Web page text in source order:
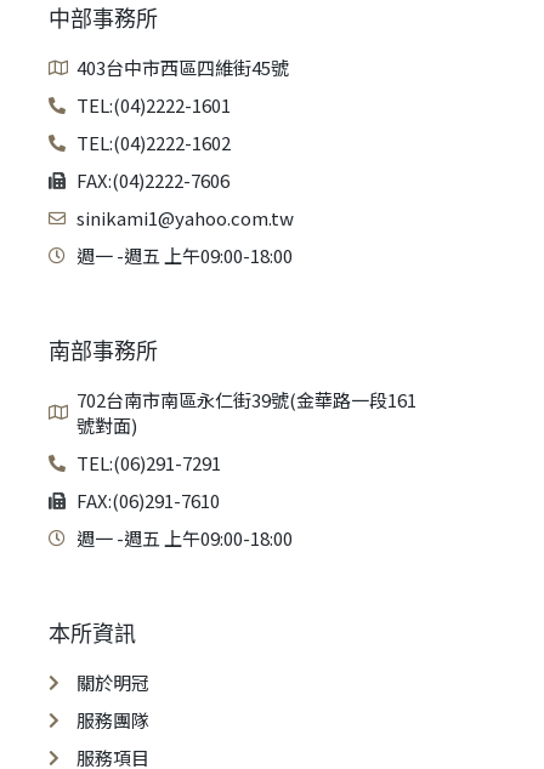
中部事務所
403台中市西區四維街45號
TEL:(04)2222-1601
TEL:(04)2222-1602
FAX:(04)2222-7606
sinikami1@yahoo.com.tw
週一 -週五 上午09:00-18:00
南部事務所
702台南市南區永仁街39號(金華路一段161
號對面)
TEL:(06)291-7291
FAX:(06)291-7610
週一 -週五 上午09:00-18:00
本所資訊
關於明冠
服務團隊
服務項目